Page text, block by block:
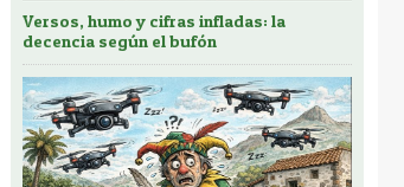
Versos, humo y cifras infladas: la
decencia según el bufón